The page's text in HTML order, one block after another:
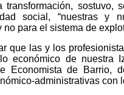
transformación, sostuvo,
social, “nuestras y
no para el sistema de
que las y los
económico de nuestra
Economista de Barrio,
administrativas con